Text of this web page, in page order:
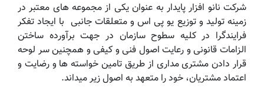
شرکت نانو افزار پایدار به عنوان یکی از مجموعه های معتبر در
زمینه تولید و توزیع یو پی اس و متعلقات جانبی با ایجاد تفکر
فرایندگرا در کلیه سطوح سازمان در جهت برآورده ساختن
الزامات قانونی و رعایت اصول فنی و کیفی و همچنین سر لوحه
قرار دادن مشتری مداری از طریق تامین خواسته ها و رضایت و
اعتماد مشتریان، خود را متعهد به اصول زیر میداند.